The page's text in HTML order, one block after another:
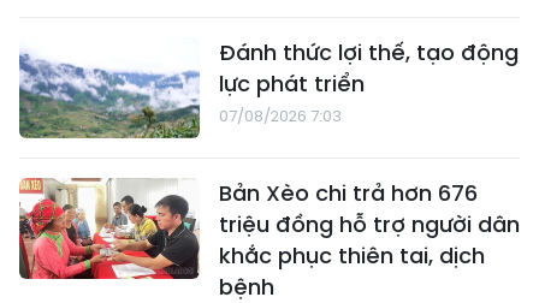
Đánh thức lợi thế, tạo động
lực phát triển
07/08/2026 7:03
Bản Xèo chi trả hơn 676
triệu đồng hỗ trợ người dân
khắc phục thiên tai, dịch
bệnh